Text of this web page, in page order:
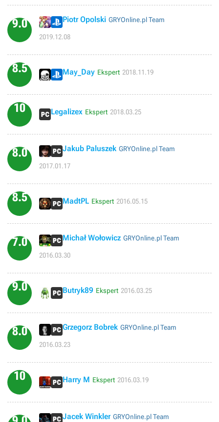
9.0 Piotr Opolski GRYOnline.pl Team
2019.12.08
8.5 May_Day Ekspert 2018.11.19
10 Legalizex Ekspert 2018.03.25
8.0 Jakub Paluszek GRYOnline.pl Team
2017.01.17
8.5 MadtPL Ekspert 2016.05.15
7.0 Michał Wołowicz GRYOnline.pl Team
2016.03.30
9.0 Butryk89 Ekspert 2016.03.25
8.0 Grzegorz Bobrek GRYOnline.pl Team
2016.03.23
10 Harry M Ekspert 2016.03.19
Jacek Winkler GRYOnline.pl Team